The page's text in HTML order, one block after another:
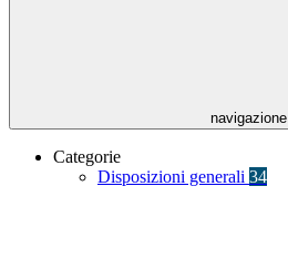
navigazione
Categorie
Disposizioni generali 34